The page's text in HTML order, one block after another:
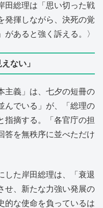
田総理は「思い切った戦
発揮しながら、決死の覚
あると強く訴える。〉
ない」
主義」は、七夕の短冊の
んでいる」が、「総理の
指摘する。「各官庁の担
答を無秩序に並べただけ
した岸田総理は、「衰退
せ、新たな力強い発展の
的な使命を負っているは